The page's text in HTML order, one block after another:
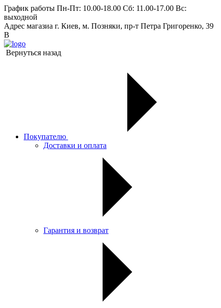
График работы Пн-Пт: 10.00-18.00 Сб: 11.00-17.00 Вс:
выходной
Адрес магазиа г. Киев, м. Позняки, пр-т Петра Григоренко, 39
В
Вернуться назад
Покупателю
Доставки и оплата
Гарантия и возврат